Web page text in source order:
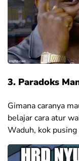
3. Paradoks
Gimana caranya
belajar cara atur
Waduh, kok pusing